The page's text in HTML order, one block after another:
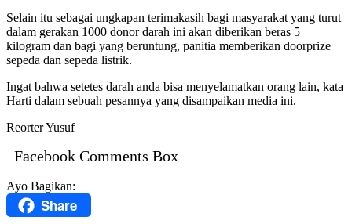
Selain itu sebagai ungkapan terimakasih bagi masyarakat yang turut
dalam gerakan 1000 donor darah ini akan diberikan beras 5
kilogram dan bagi yang beruntung, panitia memberikan doorprize
sepeda dan sepeda listrik.
Ingat bahwa setetes darah anda bisa menyelamatkan orang lain, kata
Harti dalam sebuah pesannya yang disampaikan media ini.
Reorter Yusuf
Facebook Comments Box
Ayo Bagikan:
Share